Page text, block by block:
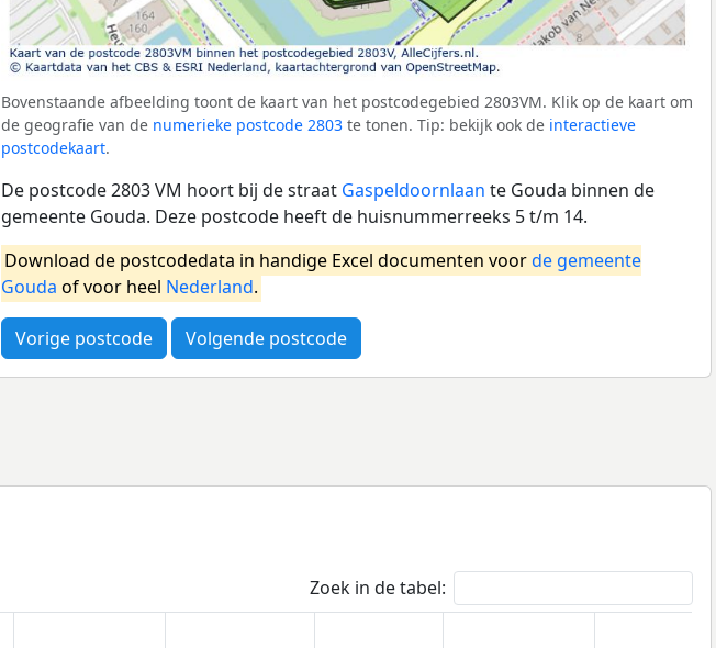
Bovenstaande afbeelding toont de kaart van het postcodegebied 2803VM. Klik op de kaart om
de geografie van de numerieke postcode 2803 te tonen. Tip: bekijk ook de interactieve
postcodekaart.
De postcode 2803 VM hoort bij de straat Gaspeldoornlaan te Gouda binnen de
gemeente Gouda. Deze postcode heeft de huisnummerreeks 5 t/m 14.
Download de postcodedata in handige Excel documenten voorde gemeente
Gouda of voor heel Nederland.
Vorige postcode Volgende postcode
Zoek in de tabel: